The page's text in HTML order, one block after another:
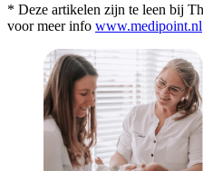
* Deze artikelen zijn te leen bij
voor meer info www.medipoint.nl